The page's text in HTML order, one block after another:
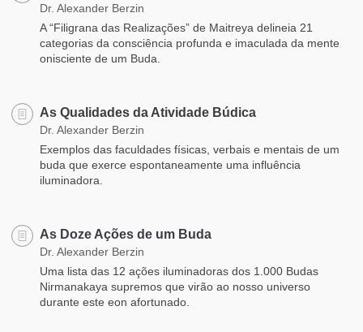
Dr. Alexander Berzin
A “Filigrana das Realizações” de Maitreya delineia 21
categorias da consciência profunda e imaculada da mente
onisciente de um Buda.
As Qualidades da Atividade Búdica
Dr. Alexander Berzin
Exemplos das faculdades físicas, verbais e mentais de um
buda que exerce espontaneamente uma influência
iluminadora.
As Doze Ações de um Buda
Dr. Alexander Berzin
Uma lista das 12 ações iluminadoras dos 1.000 Budas
Nirmanakaya supremos que virão ao nosso universo
durante este eon afortunado.